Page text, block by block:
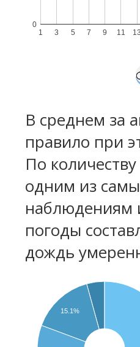
1 3 5 7 9 11
0
В среднем за
правило при
По
одним из
наблюдениям
погоды
дождь
15.1%